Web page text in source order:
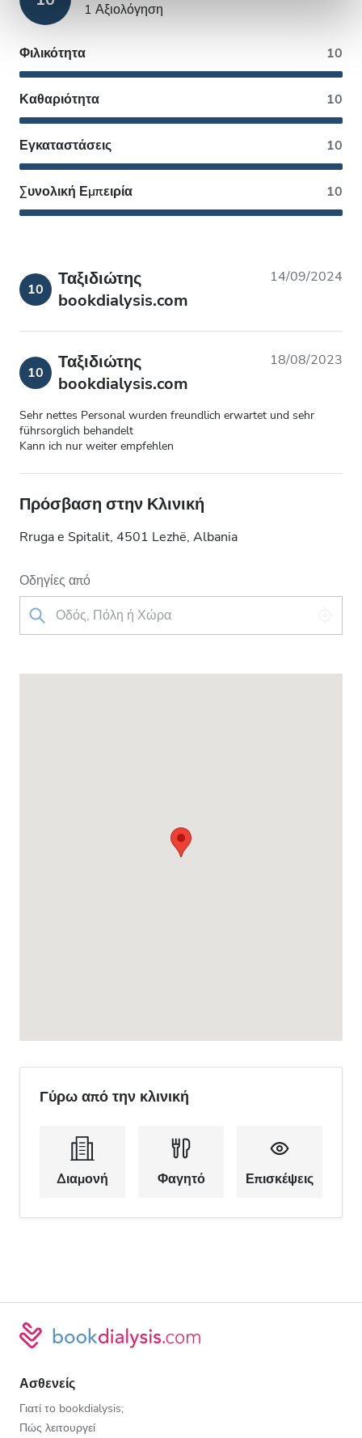
1 Αξιολόγηση
Φιλικότητα 10
Καθαριότητα 10
Εγκαταστάσεις 10
Συνολική Εμπειρία 10
10
Ταξιδιώτης
bookdialysis.com
14/09/2024
10
Ταξιδιώτης
bookdialysis.com
18/08/2023
Sehr nettes Personal wurden freundlich erwartet und sehr
führsorglich behandelt
Kann ich nur weiter empfehlen
Πρόσβαση στην Κλινική
Rruga e Spitalit, 4501 Lezhë, Albania
Οδηγίες από
Γύρω από την κλινική
Διαμονή Φαγητό Επισκέψεις
Ασθενείς
Γιατί το bookdialysis;
Πώς λειτουργεί